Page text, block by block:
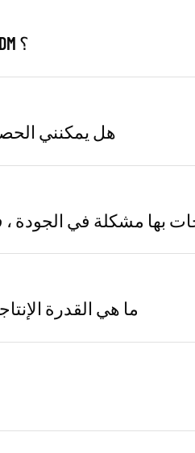
هل تقبل أعمال OEM/ODM ؟
هل يمكنني
بها مشكلة في الجودة
ما هي القدرة